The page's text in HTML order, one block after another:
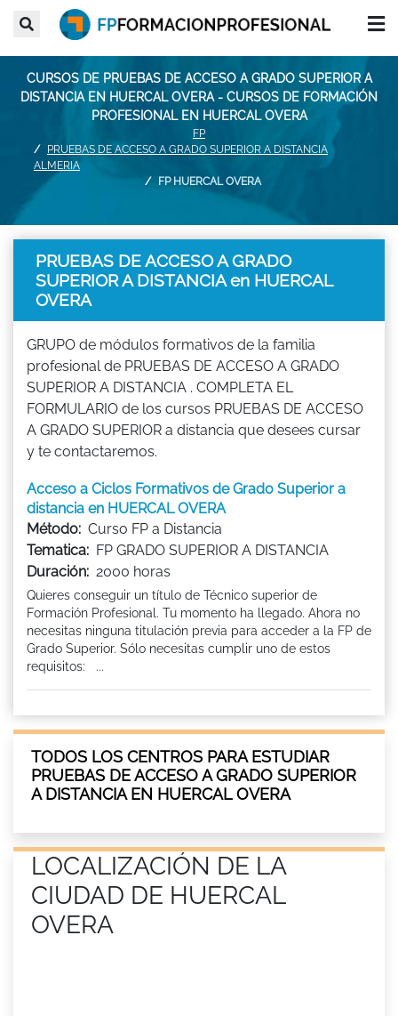
CURSOS DE PRUEBAS DE ACCESO A GRADO SUPERIOR A
DISTANCIA EN HUERCAL OVERA - CURSOS DE FORMACIÓN
PROFESIONAL EN HUERCAL OVERA
FP
PRUEBAS DE ACCESO A GRADO SUPERIOR A DISTANCIA
ALMERIA
FP HUERCAL OVERA
PRUEBAS DE ACCESO A GRADO
SUPERIOR A DISTANCIA en HUERCAL
OVERA
GRUPO de módulos formativos de la familia
profesional de PRUEBAS DE ACCESO A GRADO
SUPERIOR A DISTANCIA . COMPLETA EL
FORMULARIO de los cursos PRUEBAS DE ACCESO
A GRADO SUPERIOR a distancia que desees cursar
y te contactaremos.
Acceso a Ciclos Formativos de Grado Superior a
distancia en HUERCAL OVERA
Método: Curso FP a Distancia
Tematica: FP GRADO SUPERIOR A DISTANCIA
Duración: 2000 horas
Quieres conseguir un título de Técnico superior de
Formación Profesional. Tu momento ha llegado. Ahora no
necesitas ninguna titulación previa para acceder a la FP de
Grado Superior. Sólo necesitas cumplir uno de estos
requisitos: ...
TODOS LOS CENTROS PARA ESTUDIAR
PRUEBAS DE ACCESO A GRADO SUPERIOR
A DISTANCIA EN HUERCAL OVERA
LOCALIZACIÓN DE LA
CIUDAD DE HUERCAL
OVERA